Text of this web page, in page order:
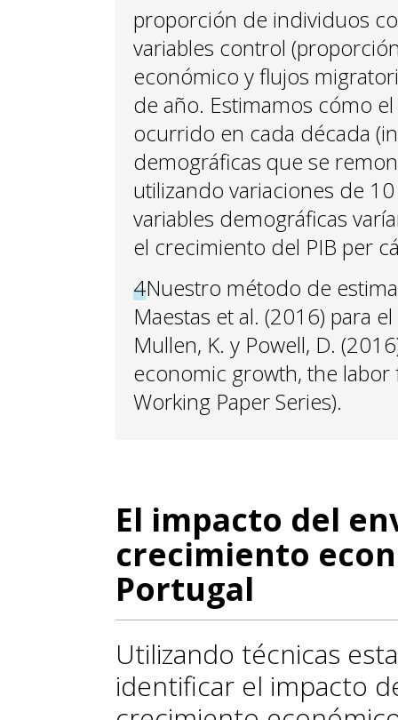
proporción de individuos
variables control
económico y flujos
de año. Estimamos cómo
ocurrido en cada década
demográficas que se
utilizando variaciones de
variables demográficas
el crecimiento del PIB per
4Nuestro método de
Maestas et al. (2016) para
Mullen, K. y Powell, D.
economic growth, the labor
Working Paper Series).
El impacto del
crecimiento
Portugal
Utilizando técnicas
identificar el impacto